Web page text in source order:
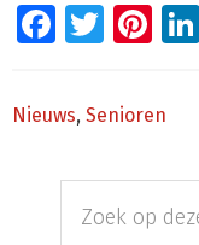
Nieuws, Senioren
Primaire
Sidebar